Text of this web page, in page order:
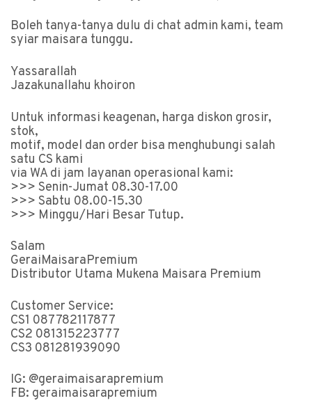
Boleh tanya-tanya dulu di chat admin kami, team
syiar maisara tunggu.
Yassarallah
Jazakunallahu khoiron
Untuk informasi keagenan, harga diskon grosir,
stok,
motif, model dan order bisa menghubungi salah
satu CS kami
via WA di jam layanan operasional kami:
>>> Senin-Jumat 08.30-17.00
>>> Sabtu 08.00-15.30
>>> Minggu/Hari Besar Tutup.
Salam
GeraiMaisaraPremium
Distributor Utama Mukena Maisara Premium
Customer Service:
CS1 087782117877
CS2 081315223777
CS3 081281939090
IG: @geraimaisarapremium
FB: geraimaisarapremium